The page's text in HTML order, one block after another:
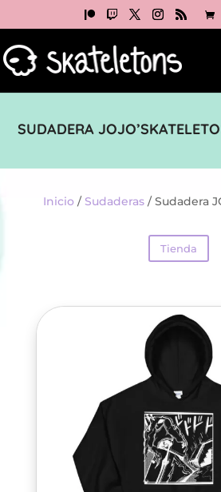
SUDADERA
Inicio / Sudaderas / Sudadera
Tienda